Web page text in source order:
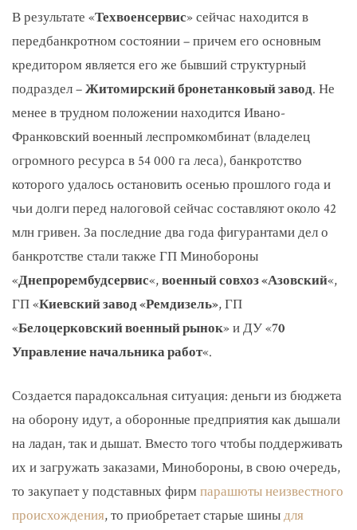
В результате «Техвоенсервис» сейчас находится в
передбанкротном состоянии – причем его основным
кредитором является его же бывший структурный
подраздел –Житомирский бронетанковый завод. Не
менее в трудном положении находится Ивано-
Франковский военный леспромкомбинат (владелец
огромного ресурса в 54 000 га леса), банкротство
которого удалось остановить осенью прошлого года и
чьи долги перед налоговой сейчас составляют около 42
млн гривен. За последние два года фигурантами дел о
банкротстве стали также ГП Минобороны
«Днепрорембудсервис«,военный совхоз «Азовский«,
ГП «Киевский завод «Ремдизель», ГП
«Белоцерковский военный рынок» и ДУ «70
Управление начальника работ«.
Создается парадоксальная ситуация: деньги из бюджета
на оборону идут, а оборонные предприятия как дышали
на ладан, так и дышат. Вместо того чтобы поддерживать
их и загружать заказами, Минобороны, в свою очередь,
то закупает у подставных фирмпарашюты неизвестного
происхождения, то приобретает старые шиныдля